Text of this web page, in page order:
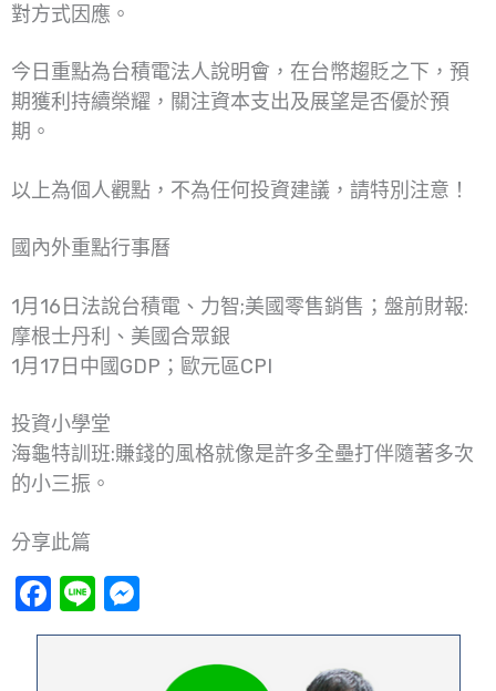
對方式因應。
今日重點為台積電法人說明會，在台幣趨貶之下，預
期獲利持續榮耀，關注資本支出及展望是否優於預
期。
以上為個人觀點，不為任何投資建議，請特別注意！
國內外重點行事曆
1月16日法說台積電、力智;美國零售銷售；盤前財報:
摩根士丹利、美國合眾銀
1月17日中國GDP；歐元區CPI
投資小學堂
海龜特訓班:賺錢的風格就像是許多全壘打伴隨著多次
的小三振。
分享此篇
Facebook
Line